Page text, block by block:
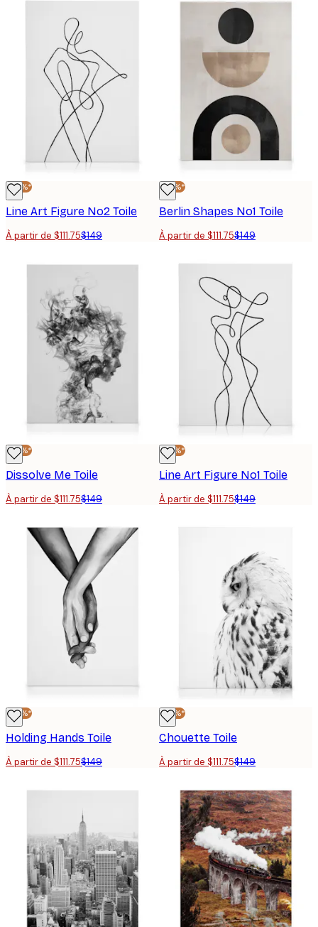
-25%*
Line Art Figure No2 Toile
À partir de $111.75$149
-25%*
Berlin Shapes No1 Toile
À partir de $111.75$149
-25%*
Dissolve Me Toile
À partir de $111.75$149
-25%*
Line Art Figure No1 Toile
À partir de $111.75$149
-25%*
Holding Hands Toile
À partir de $111.75$149
-25%*
Chouette Toile
À partir de $111.75$149